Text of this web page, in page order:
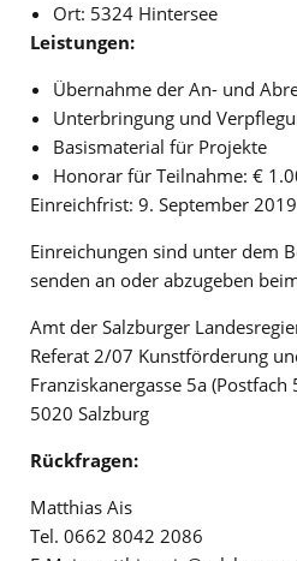
Ort: 5324 Hintersee
Leistungen:
Übernahme der An- und
Unterbringung und
Basismaterial für Projekte
Honorar für Teilnahme: €
Einreichfrist: 9. September 2019
Einreichungen sind unter dem
senden an oder abzugeben
Amt der Salzburger
Referat 2/07 Kunstförderung
Franziskanergasse 5a (Postfach
5020 Salzburg
Rückfragen:
Matthias Ais
Tel. 0662 8042 2086